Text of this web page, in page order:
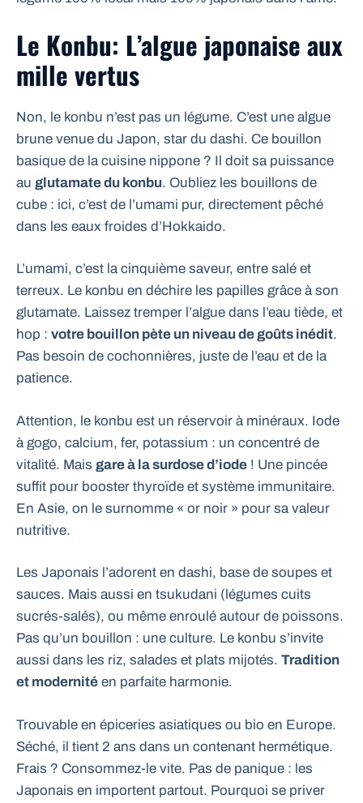
Le Konbu: L’algue japonaise aux
mille vertus
Non, le konbu n’est pas un légume. C’est une algue
brune venue du Japon, star du dashi. Ce bouillon
basique de la cuisine nippone ? Il doit sa puissance
au glutamate du konbu. Oubliez les bouillons de
cube : ici, c’est de l’umami pur, directement pêché
dans les eaux froides d’Hokkaido.
L’umami, c’est la cinquième saveur, entre salé et
terreux. Le konbu en déchire les papilles grâce à son
glutamate. Laissez tremper l’algue dans l’eau tiède, et
hop : votre bouillon pète un niveau de goûts inédit.
Pas besoin de cochonnières, juste de l’eau et de la
patience.
Attention, le konbu est un réservoir à minéraux. Iode
à gogo, calcium, fer, potassium : un concentré de
vitalité. Mais gare à la surdose d’iode ! Une pincée
suffit pour booster thyroïde et système immunitaire.
En Asie, on le surnomme « or noir » pour sa valeur
nutritive.
Les Japonais l’adorent en dashi, base de soupes et
sauces. Mais aussi en tsukudani (légumes cuits
sucrés-salés), ou même enroulé autour de poissons.
Pas qu’un bouillon : une culture. Le konbu s’invite
aussi dans les riz, salades et plats mijotés. Tradition
et modernité en parfaite harmonie.
Trouvable en épiceries asiatiques ou bio en Europe.
Séché, il tient 2 ans dans un contenant hermétique.
Frais ? Consommez-le vite. Pas de panique : les
Japonais en importent partout. Pourquoi se priver